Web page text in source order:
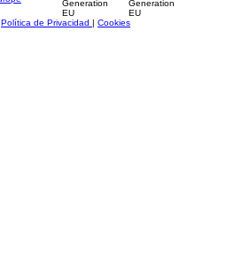
Política de Privacidad | Cookies